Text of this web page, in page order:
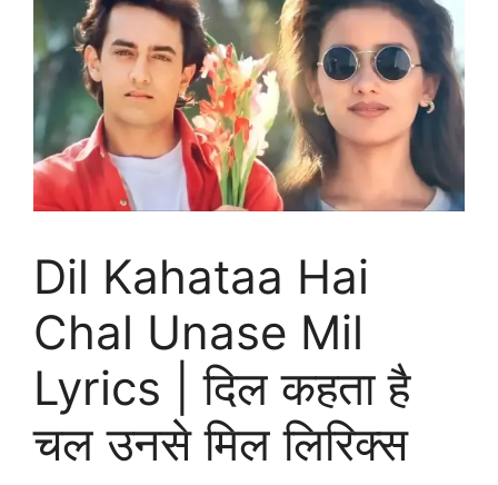
Dil Kahataa Hai
Chal Unase Mil
Lyrics | दिल कहता है
चल उनसे मिल लिरिक्स